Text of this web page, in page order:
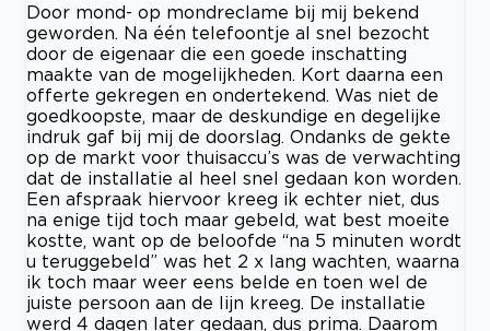
Door mond- op mondreclame bij mij bekend
geworden. Na één telefoontje al snel bezocht
door de eigenaar die een goede inschatting
maakte van de mogelijkheden. Kort daarna een
offerte gekregen en ondertekend. Was niet de
goedkoopste, maar de deskundige en degelijke
indruk gaf bij mij de doorslag. Ondanks de gekte
op de markt voor thuisaccu’s was de verwachting
dat de installatie al heel snel gedaan kon worden.
Een afspraak hiervoor kreeg ik echter niet, dus
na enige tijd toch maar gebeld, wat best moeite
kostte, want op de beloofde “na 5 minuten wordt
u teruggebeld” was het 2 x lang wachten, waarna
ik toch maar weer eens belde en toen wel de
juiste persoon aan de lijn kreeg. De installatie
werd 4 dagen later gedaan, dus prima. Daarom